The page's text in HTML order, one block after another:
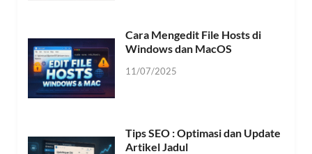
Cara Mengedit File Hosts di
Windows dan MacOS
11/07/2025
Tips SEO : Optimasi dan Update
Artikel Jadul